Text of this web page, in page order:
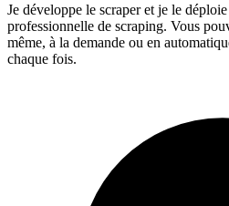
Je développe le scraper et je le
professionnelle de scraping. Vous
même, à la demande ou en
chaque fois.